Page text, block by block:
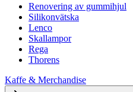
Renovering av gummihjul
Silikonvätska
Lenco
Skallampor
Rega
Thorens
Kaffe & Merchandise